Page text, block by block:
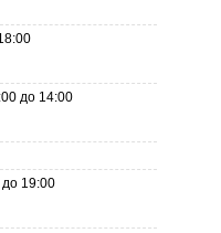
до 14:00
19:00